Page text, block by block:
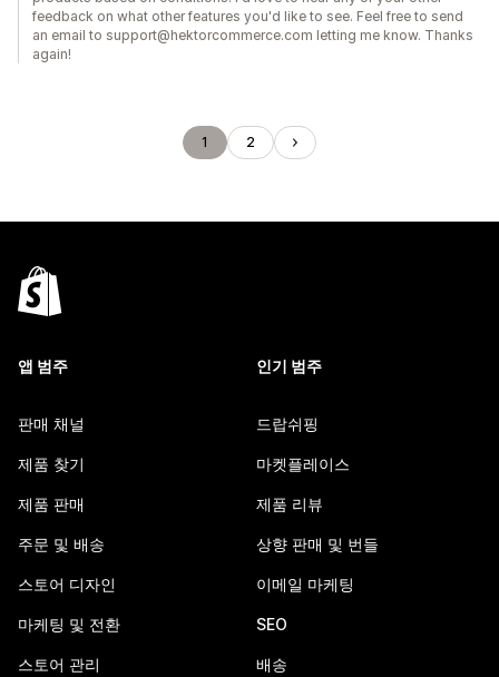
feedback on what other features you'd like to see. Feel free to send
an email to support@hektorcommerce.com letting me know. Thanks
again!
1 2
앱 범주
판매 채널
제품 찾기
제품 판매
주문 및 배송
스토어 디자인
마케팅 및 전환
스토어 관리
인기 범주
드랍쉬핑
마켓플레이스
제품 리뷰
상향 판매 및 번들
이메일 마케팅
SEO
배송